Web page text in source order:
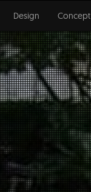
Design Concept